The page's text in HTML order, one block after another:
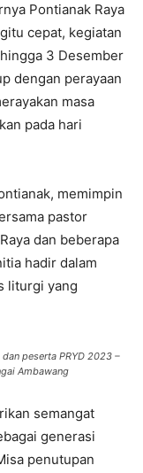
Pontianak Raya
cepat, kegiatan
3 Desember
dengan perayaan
masa
pada hari
memimpin
pastor
dan beberapa
hadir dalam
liturgi yang
peserta PRYD 2023 –
Ambawang
semangat
generasi
penutupan